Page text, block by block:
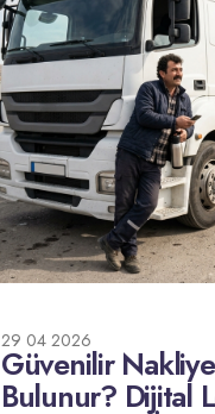
29 04 2026
Güvenilir
Bulunur? Dijital